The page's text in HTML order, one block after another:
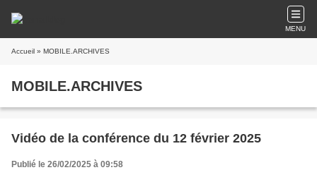
MENU
Accueil » MOBILE.ARCHIVES
MOBILE.ARCHIVES
Vidéo de la conférence du 12 février 2025
Publié le 26/02/2025 à 09:58